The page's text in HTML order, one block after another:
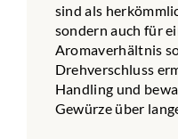
sind als
sondern auch für
Aromaverhältnis
Drehverschluss
Handling und
Gewürze über